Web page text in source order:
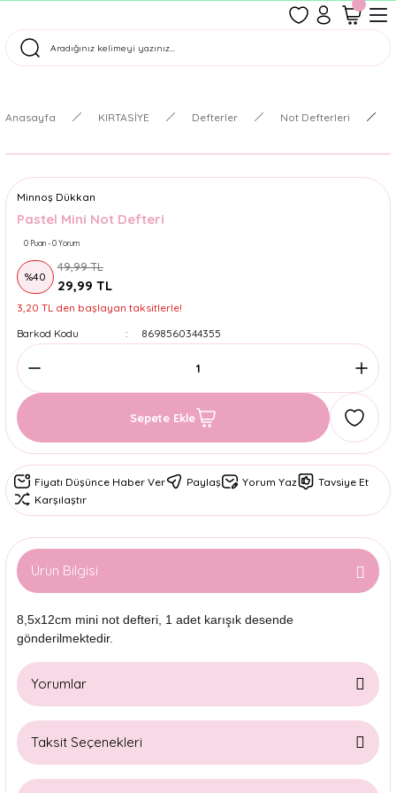
Tüm Siparişler Aynı Gün Kargoda!
Anasayfa KIRTASİYE Defterler Not Defterleri
Minnoş Dükkan
Pastel Mini Not Defteri
0 Puan - 0 Yorum
%40
49,99 TL
29,99 TL
3,20 TL den başlayan taksitlerle!
Barkod Kodu
8698560344355
Sepete Ekle
Fiyatı Düşünce Haber Ver Paylaş Yorum Yaz
Tavsiye Et
Karşılaştır
Ürün Bilgisi
8,5x12cm mini not defteri, 1 adet karışık desende
gönderilmektedir.
Yorumlar
Taksit Seçenekleri